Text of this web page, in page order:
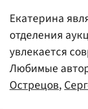
Екатерина
отделения
увлекается
Любимые
Острецов,